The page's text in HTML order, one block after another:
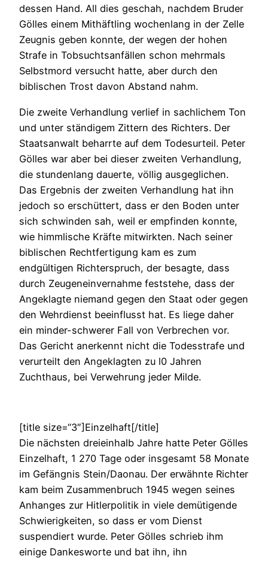
dessen Hand. All dies geschah, nachdem Bruder
Gölles einem Mithäftling wochenlang in der Zelle
Zeugnis geben konnte, der wegen der hohen
Strafe in Tobsuchtsanfällen schon mehrmals
Selbstmord versucht hatte, aber durch den
biblischen Trost davon Abstand nahm.
Die zweite Verhandlung verlief in sachlichem Ton
und unter ständigem Zittern des Richters. Der
Staatsanwalt beharrte auf dem Todesurteil. Peter
Gölles war aber bei dieser zweiten Verhandlung,
die stundenlang dauerte, völlig ausgeglichen.
Das Ergebnis der zweiten Verhandlung hat ihn
jedoch so erschüttert, dass er den Boden unter
sich schwinden sah, weil er empfinden konnte,
wie himmlische Kräfte mitwirkten. Nach seiner
biblischen Rechtfertigung kam es zum
endgültigen Richterspruch, der besagte, dass
durch Zeugeneinvernahme feststehe, dass der
Angeklagte niemand gegen den Staat oder gegen
den Wehrdienst beeinflusst hat. Es liege daher
ein minder-schwerer Fall von Verbrechen vor.
Das Gericht anerkennt nicht die Todesstrafe und
verurteilt den Angeklagten zu l0 Jahren
Zuchthaus, bei Verwehrung jeder Milde.
[title size=“3″]Einzelhaft[/title]
Die nächsten dreieinhalb Jahre hatte Peter Gölles
Einzelhaft, 1 270 Tage oder insgesamt 58 Monate
im Gefängnis Stein/Daonau. Der erwähnte Richter
kam beim Zusammenbruch 1945 wegen seines
Anhanges zur Hitlerpolitik in viele demütigende
Schwierigkeiten, so dass er vom Dienst
suspendiert wurde. Peter Gölles schrieb ihm
einige Dankesworte und bat ihn, ihn